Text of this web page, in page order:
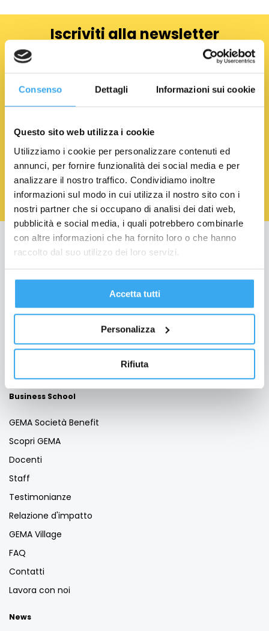
Consenso Dettagli Informazioni sui cookie
Questo sito web utilizza i cookie
Utilizziamo i cookie per personalizzare contenuti ed
annunci, per fornire funzionalità dei social media e per
analizzare il nostro traffico. Condividiamo inoltre
informazioni sul modo in cui utilizza il nostro sito con i
nostri partner che si occupano di analisi dei dati web,
pubblicità e social media, i quali potrebbero combinarle
con altre informazioni che ha fornito loro o che hanno
raccolto dal suo utilizzo dei loro servizi.
Accetta tutti
Personalizza
Rifiuta
Iscriviti alla newsletter
NOME
EMAIL*
Acconsento al trattamento dei Dati Personali.Privacy
Policy
Education
Formazione per Laureati
Formazione per Professionisti
Formazione Finanziata
Bando Torno Subito
Business School
GEMA Società Benefit
Scopri GEMA
Docenti
Staff
Testimonianze
Relazione d'impatto
GEMA Village
FAQ
Contatti
Lavora con noi
News